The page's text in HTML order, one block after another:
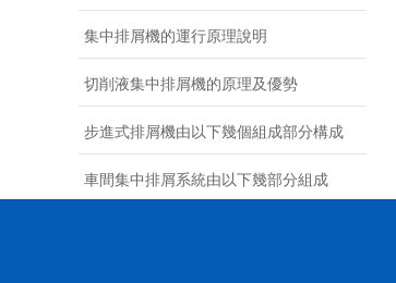
集中排屑機的運行原理說明
切削液集中排屑機的原理及優勢
步進式排屑機由以下幾個組成部分構成
車間集中排屑系統由以下幾部分組成